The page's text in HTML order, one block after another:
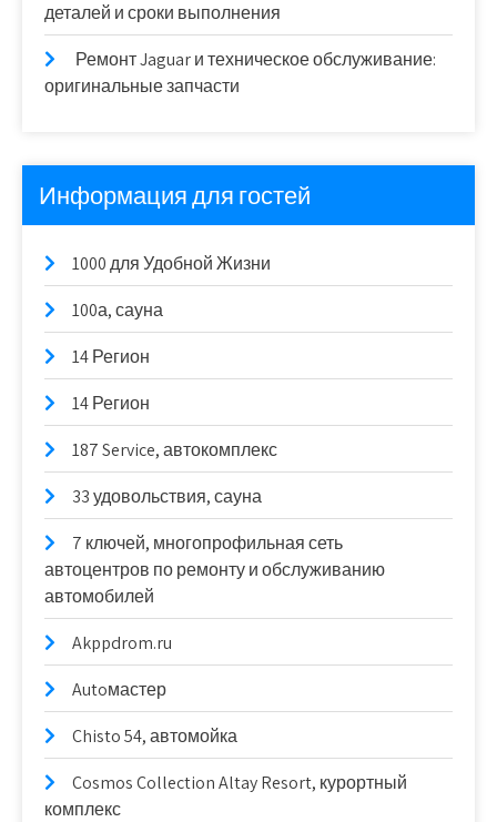
деталей и сроки выполнения
Ремонт Jaguar и техническое обслуживание:
оригинальные запчасти
Информация для гостей
1000 для Удобной Жизни
100а, сауна
14 Регион
14 Регион
187 Service, автокомплекс
33 удовольствия, сауна
7 ключей, многопрофильная сеть
автоцентров по ремонту и обслуживанию
автомобилей
Akppdrom.ru
Autoмастер
Chisto 54, автомойка
Cosmos Collection Altay Resort, курортный
комплекс